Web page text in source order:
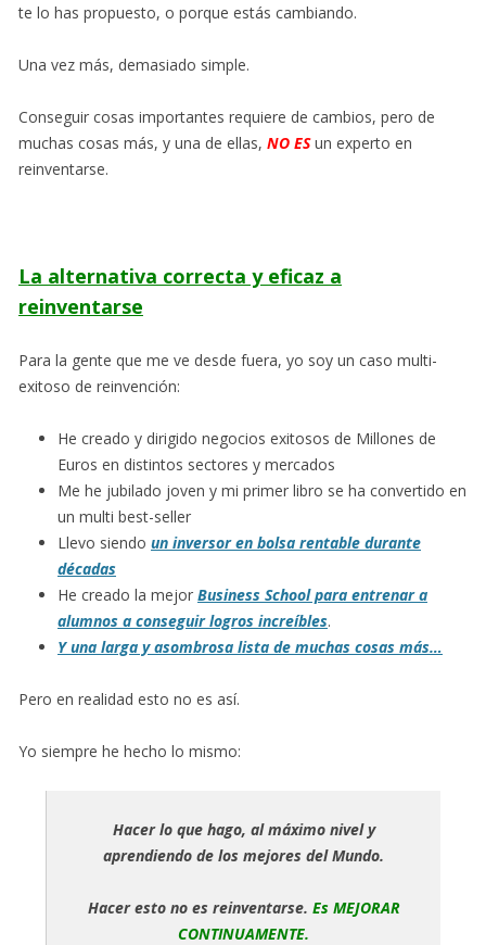
te lo has propuesto, o porque estás cambiando.
Una vez más, demasiado simple.
Conseguir cosas importantes requiere de cambios, pero de
muchas cosas más, y una de ellas, NO ESun experto en
reinventarse.
La alternativa correcta y eficaz a
reinventarse
Para la gente que me ve desde fuera, yo soy un caso multi-
exitoso de reinvención:
He creado y dirigido negocios exitosos de Millones de
Euros en distintos sectores y mercados
Me he jubilado joven y mi primer libro se ha convertido en
un multi best-seller
Llevo siendo un inversor en bolsa rentable durante
décadas
He creado la mejor Business School para entrenar a
alumnos a conseguir logros increíbles.
Y una larga y asombrosa lista de muchas cosas más…
Pero en realidad esto no es así.
Yo siempre he hecho lo mismo:
Hacer lo que hago, al máximo nivel y
aprendiendo de los mejores del Mundo.
Hacer esto no es reinventarse. Es MEJORAR
CONTINUAMENTE.